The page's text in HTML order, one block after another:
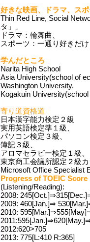
好きな映画、ドラマ、ス
Thin Red Line, Social
タ」、
ドラマ：輪舞曲、
スポーツ：一通り好きだ
学んだところ
Narita High School
Asia University(school of
Washington University.
Kogakuin
寄り道資格道
日本漢字能力検定２級
実用英語検定準１級、
パソコン検定３級、
簿記３級、
アロマセラピー検定１級、
東京商工会議所認定２級
Microsoft Office Specialist
Progress of TOEIC Score
(Listening/Reading):
2008:
2009: 460[Jan.]⇒
2010:
2012:620>705
2013: 775[L:410 R:365]